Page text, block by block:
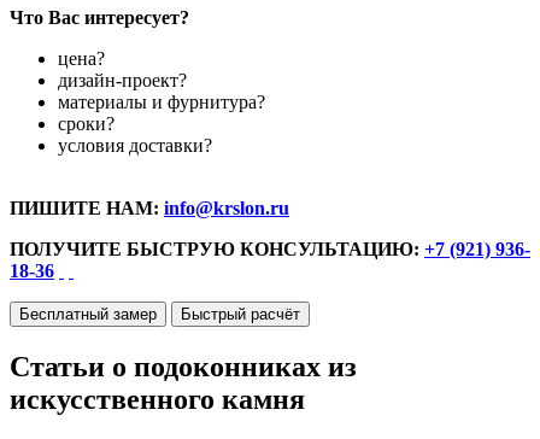
Что Вас интересует?
цена?
дизайн-проект?
материалы и фурнитура?
сроки?
условия доставки?
ПИШИТЕ НАМ: info@krslon.ru
ПОЛУЧИТЕ БЫСТРУЮ КОНСУЛЬТАЦИЮ: +7 (921) 936-
18-36
Бесплатный замер Быстрый расчёт
Статьи о подоконниках из
искусственного камня